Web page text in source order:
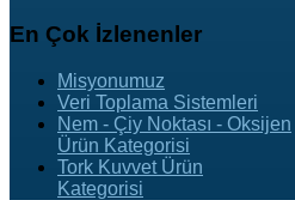
En Çok İzlenenler
Misyonumuz
Veri Toplama Sistemleri
Nem - Çiy Noktası - Oksijen
Ürün Kategorisi
Tork Kuvvet Ürün
Kategorisi